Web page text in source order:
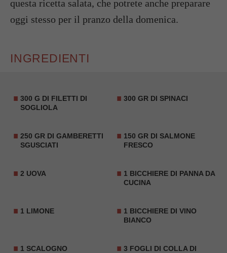
questa ricetta salata, che potrete anche preparare
oggi stesso per il pranzo della domenica.
INGREDIENTI
300 G DI FILETTI DI
SOGLIOLA
300 GR DI SPINACI
250 GR DI GAMBERETTI
SGUSCIATI
150 GR DI SALMONE
FRESCO
2 UOVA
1 BICCHIERE DI PANNA DA
CUCINA
1 LIMONE
1 BICCHIERE DI VINO
BIANCO
1 SCALOGNO
3 FOGLI DI COLLA DI